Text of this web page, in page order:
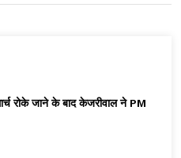
रोके जाने के बाद केजरीवाल ने PM